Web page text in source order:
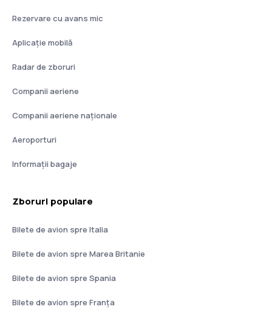
Rezervare cu avans mic
Aplicație mobilă
Radar de zboruri
Companii aeriene
Companii aeriene naţionale
Aeroporturi
Informații bagaje
Zboruri populare
Bilete de avion spre Italia
Bilete de avion spre Marea Britanie
Bilete de avion spre Spania
Bilete de avion spre Franţa